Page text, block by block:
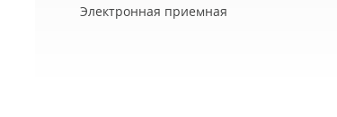
Электронная приемная